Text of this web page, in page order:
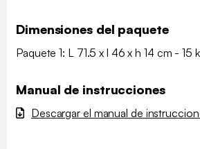
Dimensiones del paquete
Paquete 1: L 71.5 x l 46 x h 14 cm - 15
Manual de instrucciones
Descargar el manual de